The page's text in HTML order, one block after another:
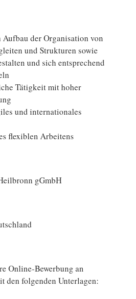
der Organisation von
und Strukturen sowie
und sich entsprechend
Tätigkeit mit hoher
und internationales
flexiblen Arbeitens
gGmbH
Online-Bewerbung an
den folgenden Unterlagen: